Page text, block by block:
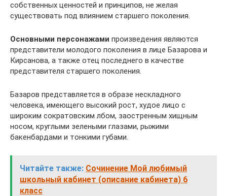
собственных ценностей и принципов, не желая
существовать под влиянием старшего поколения.
Основными персонажами произведения являются
представители молодого поколения в лице Базарова и
Кирсанова, а также отец последнего в качестве
представителя старшего поколения.
Базаров представляется в образе нескладного
человека, имеющего высокий рост, худое лицо с
широким сократовским лбом, заостренным хищным
носом, круглыми зелеными глазами, рыжими
бакенбардами и тонкими губами.
Читайте также: Сочинение Мой любимый
школьный кабинет (описание кабинета) 6
класс